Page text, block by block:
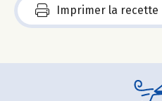
Imprimer la recette